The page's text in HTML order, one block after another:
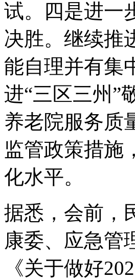
试。四是进一
决胜。继续推
能自理并有集
进“三区三州”
养老院服务质
监管政策措施
化水平。
据悉，会前，
康委、应急管
《关于做好